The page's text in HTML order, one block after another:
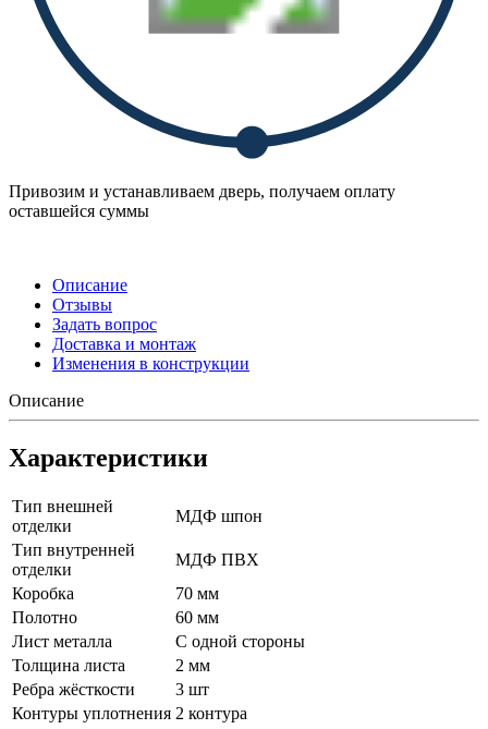
Привозим и устанавливаем дверь, получаем оплату
оставшейся суммы
Описание
Отзывы
Задать вопрос
Доставка и монтаж
Изменения в конструкции
Описание
Характеристики
Тип внешней
отделки
МДФ шпон
Тип внутренней
отделки
МДФ ПВХ
Коробка
70 мм
Полотно
60 мм
Лист металла
С одной стороны
Толщина листа
2 мм
Ребра жёсткости
3 шт
Контуры уплотнения 2 контура